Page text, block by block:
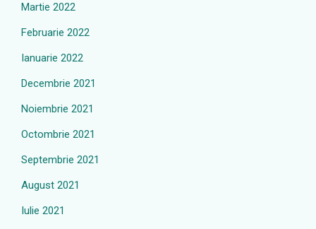
Martie 2022
Februarie 2022
Ianuarie 2022
Decembrie 2021
Noiembrie 2021
Octombrie 2021
Septembrie 2021
August 2021
Iulie 2021